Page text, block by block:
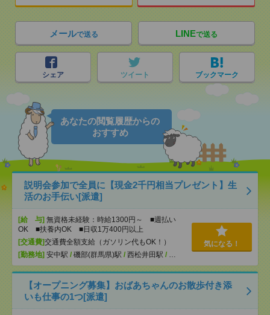
メールで送る LINEで送る
シェア ツイート ブックマーク
あなたの閲覧履歴からの
おすすめ
説明会参加で全員に【現金2千円相当プレゼント】生
活のお手伝い[派遣]
[給 与] 無資格未経験：時給1300円～ ■週払い
OK ■扶養内OK ■日収1万400円以上
[交通費]交通費全額支給（ガソリン代もOK！）
[勤務地] 安中駅 / 磯部(群馬県)駅 / 西松井田駅 / …
気になる！
【オープニング募集】おばあちゃんのお散歩付き添
いも仕事の1つ[派遣]